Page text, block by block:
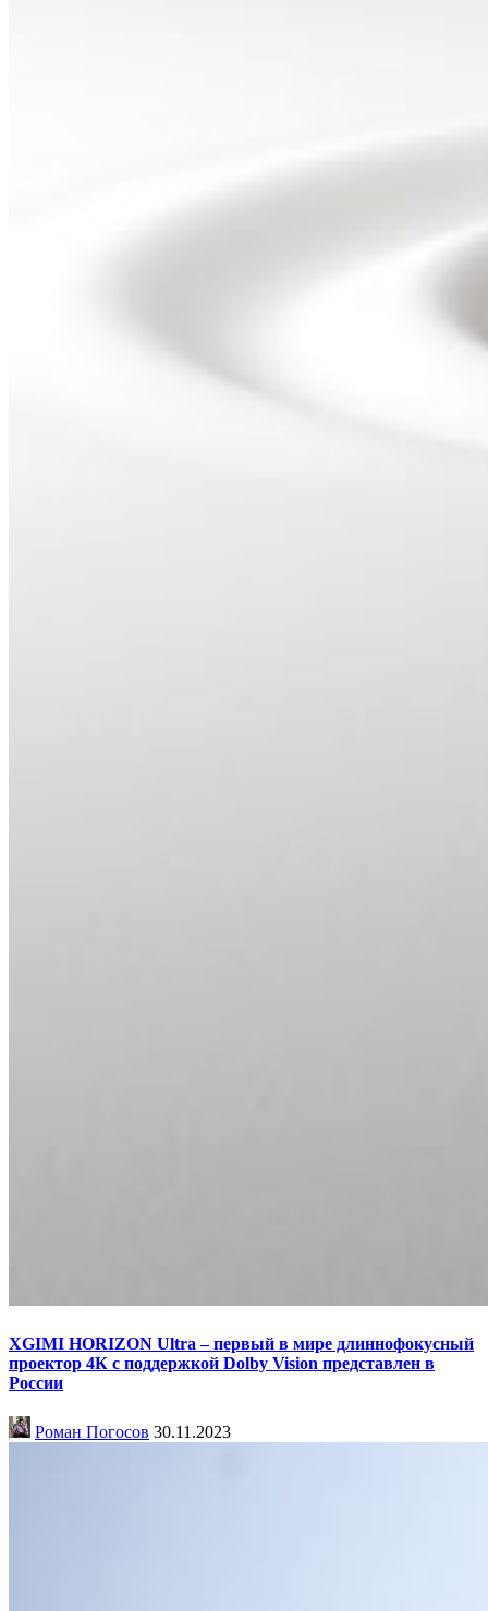
XGIMI HORIZON Ultra – первый в мире длиннофокусный
проектор 4К с поддержкой Dolby Vision представлен в
России
Роман Погосов 30.11.2023